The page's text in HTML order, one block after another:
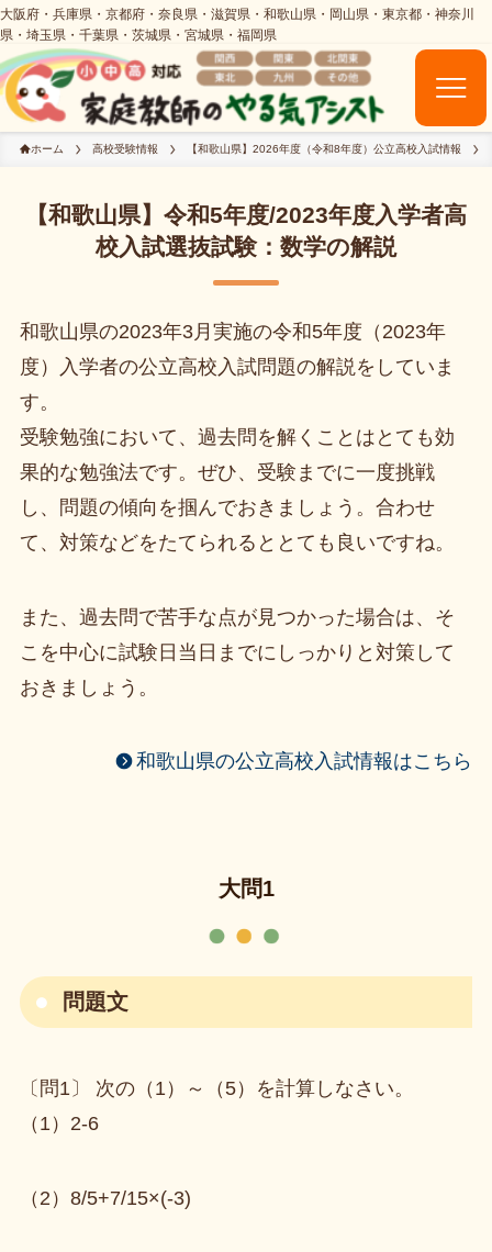
ホーム 高校受験情報 【和歌山県】2026年度（令和8年度）公立高校入試情報
【和歌山県】令和5年度/2023年度入学者高
校入試選抜試験：数学の解説
和歌山県の2023年3月実施の令和5年度（2023年
度）入学者の公立高校入試問題の解説をしていま
す。
受験勉強において、過去問を解くことはとても効
果的な勉強法です。ぜひ、受験までに一度挑戦
し、問題の傾向を掴んでおきましょう。合わせ
て、対策などをたてられるととても良いですね。
また、過去問で苦手な点が見つかった場合は、そ
こを中心に試験日当日までにしっかりと対策して
おきましょう。
和歌山県の公立高校入試情報はこちら
大問1
問題文
〔問1〕 次の（1）～（5）を計算しなさい。
（1）2-6
（2）8/5+7/15×(-3)